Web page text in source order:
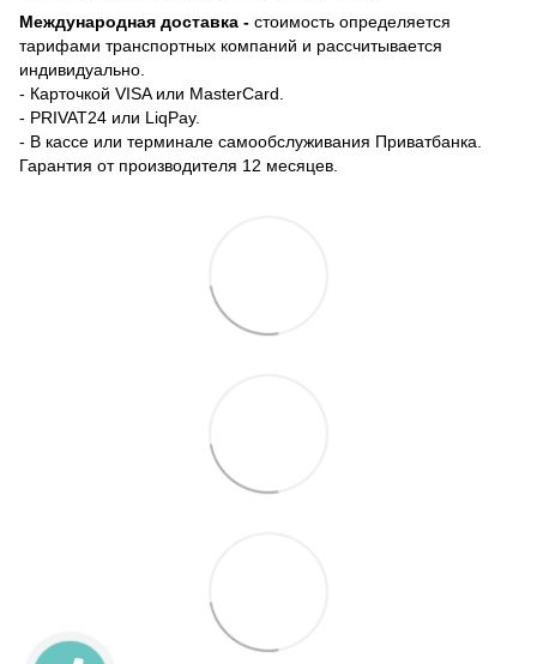
Международная доставка - стоимость определяется
тарифами транспортных компаний и рассчитывается
индивидуально.
- Карточкой VISA или MasterCard.
- PRIVAT24 или LiqPay.
- В кассе или терминале самообслуживания Приватбанка.
Гарантия от производителя 12 месяцев.